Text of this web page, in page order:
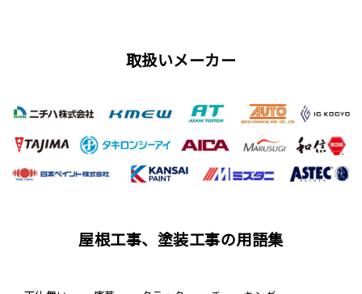
取扱いメーカー
屋根工事、塗装工事の用語集